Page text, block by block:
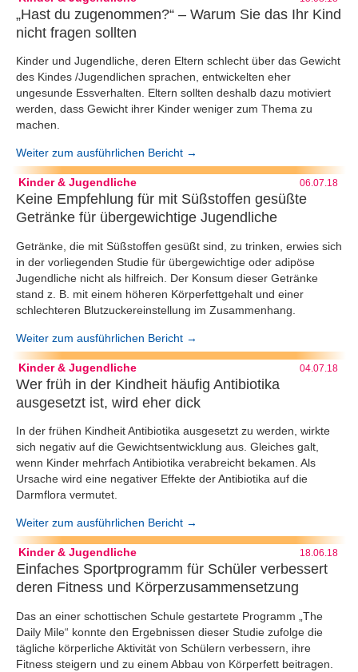
„Hast du zugenommen?“ – Warum Sie das Ihr Kind
nicht fragen sollten
Kinder und Jugendliche, deren Eltern schlecht über das Gewicht
des Kindes /Jugendlichen sprachen, entwickelten eher
ungesunde Essverhalten. Eltern sollten deshalb dazu motiviert
werden, dass Gewicht ihrer Kinder weniger zum Thema zu
machen.
Weiter zum ausführlichen Bericht →
Kinder & Jugendliche 06.07.18
Keine Empfehlung für mit Süßstoffen gesüßte
Getränke für übergewichtige Jugendliche
Getränke, die mit Süßstoffen gesüßt sind, zu trinken, erwies sich
in der vorliegenden Studie für übergewichtige oder adipöse
Jugendliche nicht als hilfreich. Der Konsum dieser Getränke
stand z. B. mit einem höheren Körperfettgehalt und einer
schlechteren Blutzuckereinstellung im Zusammenhang.
Weiter zum ausführlichen Bericht →
Kinder & Jugendliche 04.07.18
Wer früh in der Kindheit häufig Antibiotika
ausgesetzt ist, wird eher dick
In der frühen Kindheit Antibiotika ausgesetzt zu werden, wirkte
sich negativ auf die Gewichtsentwicklung aus. Gleiches galt,
wenn Kinder mehrfach Antibiotika verabreicht bekamen. Als
Ursache wird eine negativer Effekte der Antibiotika auf die
Darmflora vermutet.
Weiter zum ausführlichen Bericht →
Kinder & Jugendliche 18.06.18
Einfaches Sportprogramm für Schüler verbessert
deren Fitness und Körperzusammensetzung
Das an einer schottischen Schule gestartete Programm „The
Daily Mile“ konnte den Ergebnissen dieser Studie zufolge die
tägliche körperliche Aktivität von Schülern verbessern, ihre
Fitness steigern und zu einem Abbau von Körperfett beitragen.